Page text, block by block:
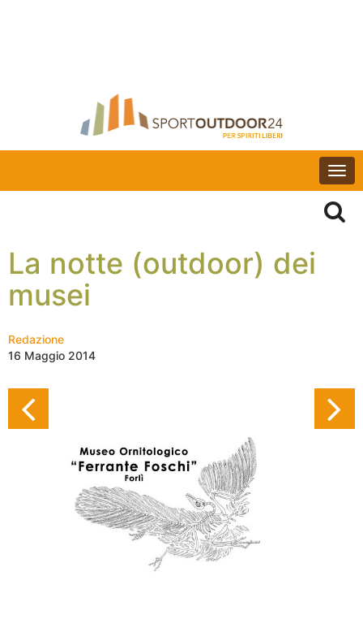
La notte (outdoor) dei
musei
Redazione
16 Maggio 2014